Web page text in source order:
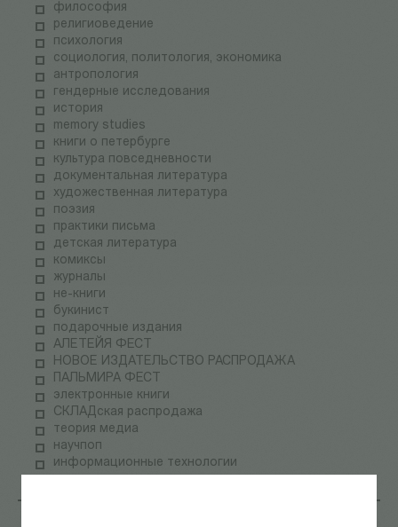
философия
религиоведение
психология
социология, политология, экономика
антропология
гендерные исследования
история
memory studies
книги о петербурге
культура повседневности
документальная литература
художественная литература
поэзия
практики письма
детская литература
комиксы
журналы
не-книги
букинист
подарочные издания
АЛЕТЕЙЯ ФЕСТ
НОВОЕ ИЗДАТЕЛЬСТВО РАСПРОДАЖА
ПАЛЬМИРА ФЕСТ
электронные книги
СКЛАДская распродажа
теория медиа
научпоп
информационные технологии